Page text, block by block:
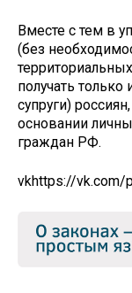
Вместе с тем в
(без
получать
супруги)
основании
граждан РФ.
vkhttps://vk.com/